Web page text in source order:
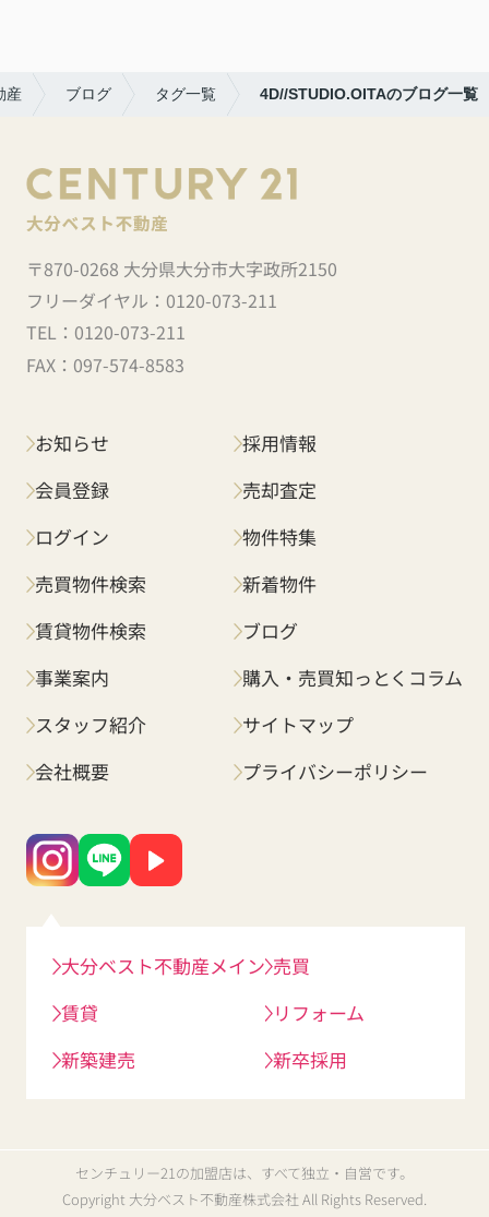
産 ブログ タグ一覧 4D//STUDIO.OITAのブログ一覧
〒870-0268 大分県大分市大字政所2150
フリーダイヤル： 0120-073-211
TEL： 0120-073-211
FAX： 097-574-8583
お知らせ
会員登録
ログイン
売買物件検索
賃貸物件検索
事業案内
スタッフ紹介
会社概要
採用情報
売却査定
物件特集
新着物件
ブログ
購入・売買知っとくコラム
サイトマップ
プライバシーポリシー
大分ベスト不動産メイン
賃貸
新築建売
売買
リフォーム
新卒採用
センチュリー21の加盟店は、すべて独立・自営です。
Copyright 大分ベスト不動産株式会社 All Rights Reserved.